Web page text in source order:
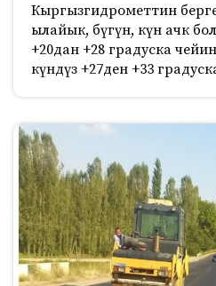
Кыргызгидрометтин
ылайык, бүгүн, күн ачк
+20дан +28 градуска
күндүз +27ден +33